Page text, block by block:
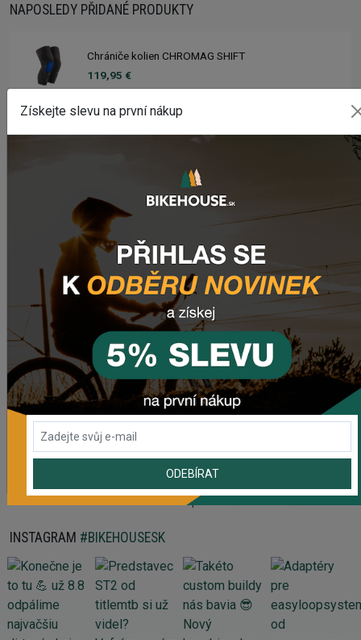
NAPOSLEDY PŘIDANÉ PRODUKTY
Chrániče kolien CHROMAG SHIFT
119,95 €
Sedlo CHROMAG LIMBER
Zimušné Rukavice CHROMAG SIGNAL
44,95 €
Sedlo CHROMAG TRAILMASTER DT V2
90,50 €
Rebuild kit pedálov CHROMAG SYNTH
40,95 €
Náhradný gumový diel pre košík CRUSSIS YBC-01
2,50 €
Zobrazit více produktů
INSTAGRAM #BIKEHOUSESK
Získejte slevu na první nákup
ODEBÍRAT